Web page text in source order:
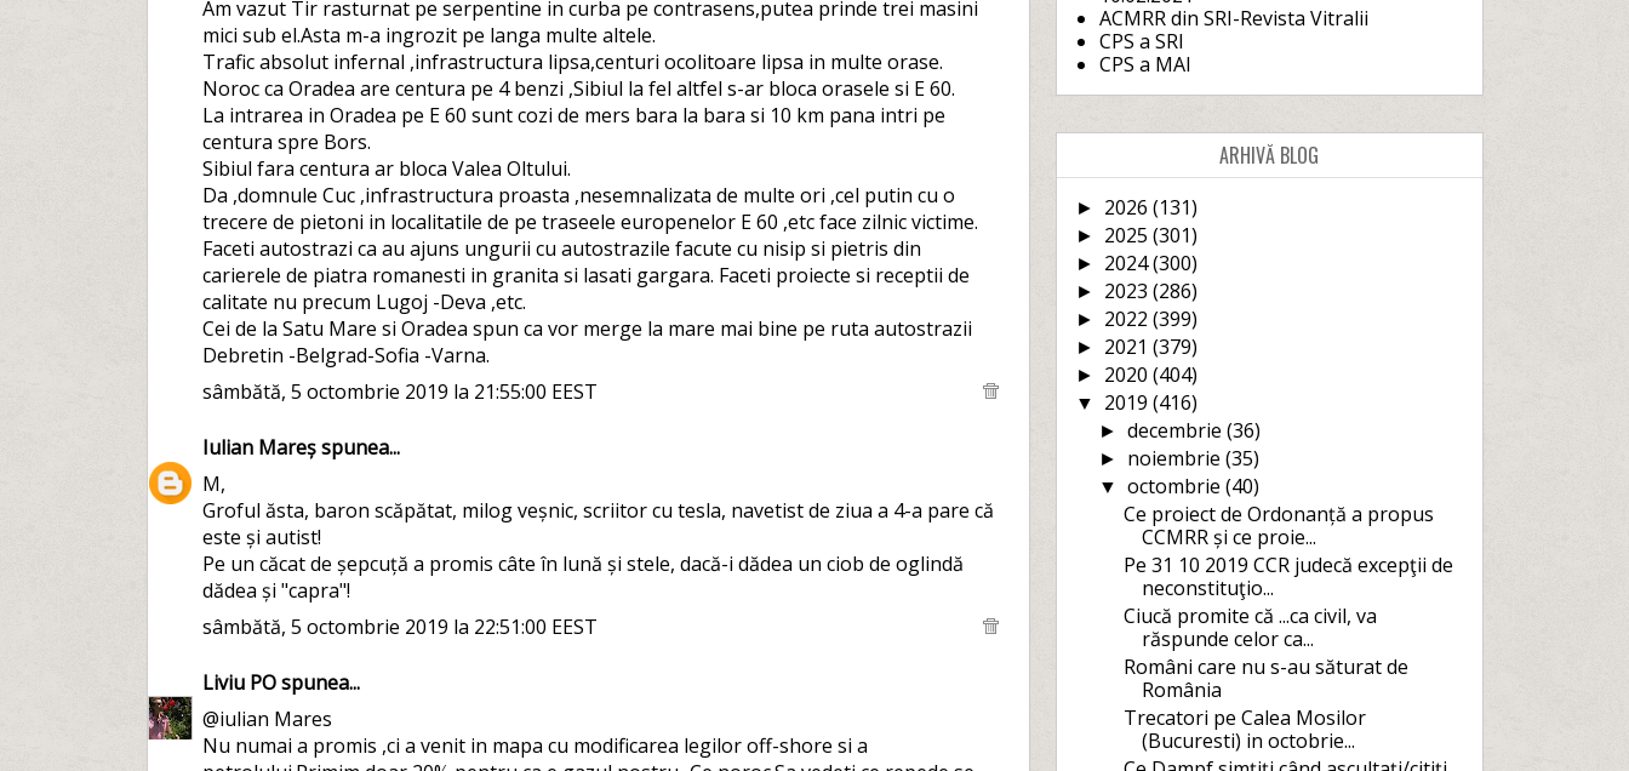
Am vazut Tir rasturnat pe serpentine in curba pe contrasens,putea prinde trei masini
mici sub el.Asta m-a ingrozit pe langa multe altele.
Trafic absolut infernal ,infrastructura lipsa,centuri ocolitoare lipsa in multe orase.
Noroc ca Oradea are centura pe 4 benzi ,Sibiul la fel altfel s-ar bloca orasele si E 60.
La intrarea in Oradea pe E 60 sunt cozi de mers bara la bara si 10 km pana intri pe
centura spre Bors.
Sibiul fara centura ar bloca Valea Oltului.
Da ,domnule Cuc ,infrastructura proasta ,nesemnalizata de multe ori ,cel putin cu o
trecere de pietoni in localitatile de pe traseele europenelor E 60 ,etc face zilnic victime.
Faceti autostrazi ca au ajuns ungurii cu autostrazile facute cu nisip si pietris din
carierele de piatra romanesti in granita si lasati gargara. Faceti proiecte si receptii de
calitate nu precum Lugoj -Deva ,etc.
Cei de la Satu Mare si Oradea spun ca vor merge la mare mai bine pe ruta autostrazii
Debretin -Belgrad-Sofia -Varna.
sâmbătă, 5 octombrie 2019 la 21:55:00 EEST
Iulian Mareșspunea...
M,
Groful ăsta, baron scăpătat, milog veșnic, scriitor cu tesla, navetist de ziua a 4-a pare că
este și autist!
Pe un căcat de șepcuță a promis câte în lună și stele, dacă-i dădea un ciob de oglindă
dădea și "capra"!
sâmbătă, 5 octombrie 2019 la 22:51:00 EEST
Liviu POspunea...
@iulian Mares
Nu numai a promis ,ci a venit in mapa cu modificarea legilor off-shore si a
ACMRR din SRI-Revista Vitralii
CPS a SRI
CPS a MAI
ARHIVĂ BLOG
► 2026 (131)
► 2025 (301)
► 2024(300)
► 2023 (286)
► 2022 (399)
► 2021 (379)
► 2020 (404)
▼ 2019 (416)
► decembrie (36)
► noiembrie (35)
▼ octombrie (40)
Ce proiect de Ordonanță a propus
CCMRR și ce proie...
Pe 31 10 2019 CCR judecă excepţii de
neconstituţio...
Ciucă promite că ...ca civil, va
răspunde celor ca...
Români care nu s-au săturat de
România
Trecatori pe Calea Mosilor
(Bucuresti) in octobrie...